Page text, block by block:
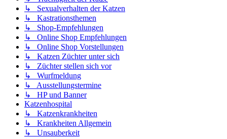
↳ Sexualverhalten der Katzen
↳ Kastrationsthemen
↳ Shop-Empfehlungen
↳ Online Shop Empfehlungen
↳ Online Shop Vorstellungen
↳ Katzen Züchter unter sich
↳ Züchter stellen sich vor
↳ Wurfmeldung
↳ Ausstellungstermine
↳ HP und Banner
Katzenhospital
↳ Katzenkrankheiten
↳ Krankheiten Allgemein
↳ Unsauberkeit